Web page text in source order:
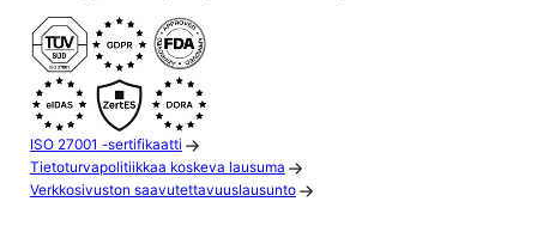
ISO 27001 -sertifikaatti
Tietoturvapolitiikkaa koskeva lausuma
Verkkosivuston saavutettavuuslausunto